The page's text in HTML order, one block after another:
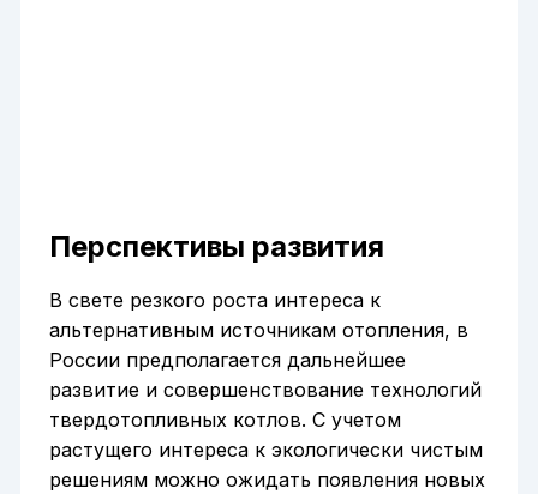
Перспективы развития
В свете резкого роста интереса к
альтернативным источникам отопления, в
России предполагается дальнейшее
развитие и совершенствование технологий
твердотопливных котлов. С учетом
растущего интереса к экологически чистым
решениям можно ожидать появления новых